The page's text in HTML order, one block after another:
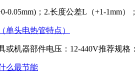
；2.长度公差L（+1-1mm）
单头电热管特点）
机器部件电压：12-440V推荐规格
么最节能